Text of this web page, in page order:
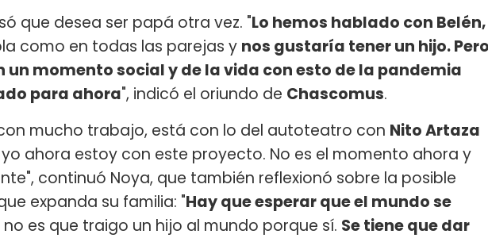
que desea ser papá otra vez. "Lo hemos hablado con Belén,
como en todas las parejas y nos gustaría tener un hijo.
un momento social y de la vida con esto de la pandemia
para ahora", indicó el oriundo de Chascomus.
mucho trabajo, está con lo del autoteatro con Nito Artaza
yo ahora estoy con este proyecto. No es el momento ahora y
continuó Noya, que también reflexionó sobre la posible
expanda su familia: "Hay que esperar que el mundo se
es que traigo un hijo al mundo porque sí. Se tiene que dar